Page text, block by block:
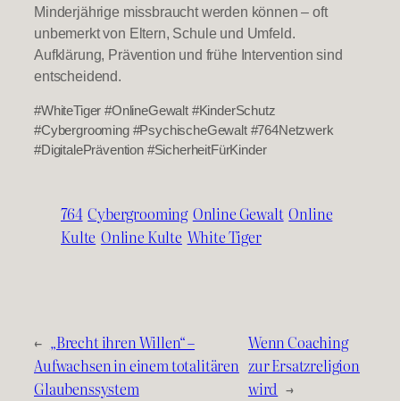
Minderjährige missbraucht werden können – oft
unbemerkt von Eltern, Schule und Umfeld.
Aufklärung, Prävention und frühe Intervention sind
entscheidend.
#WhiteTiger #OnlineGewalt #KinderSchutz
#Cybergrooming #PsychischeGewalt #764Netzwerk
#DigitalePrävention #SicherheitFürKinder
764 Cybergrooming Online Gewalt Online
Kulte Online Kulte White Tiger
← „Brecht ihren Willen“ –
Aufwachsen in einem totalitären
Glaubenssystem
Wenn Coaching
zur Ersatzreligion
wird →